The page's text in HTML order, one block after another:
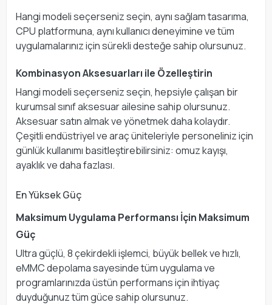
Hangi modeli seçerseniz seçin, aynı sağlam tasarıma,
CPU platformuna, aynı kullanıcı deneyimine ve tüm
uygulamalarınız için sürekli desteğe sahip olursunuz.
Kombinasyon Aksesuarları ile Özelleştirin
Hangi modeli seçerseniz seçin, hepsiyle çalışan bir
kurumsal sınıf aksesuar ailesine sahip olursunuz.
Aksesuar satın almak ve yönetmek daha kolaydır.
Çeşitli endüstriyel ve araç üniteleriyle personeliniz için
günlük kullanımı basitleştirebilirsiniz: omuz kayışı,
ayaklık ve daha fazlası.
En Yüksek Güç
Maksimum Uygulama Performansı İçin Maksimum
Güç
Ultra güçlü, 8 çekirdekli işlemci, büyük bellek ve hızlı,
eMMC depolama sayesinde tüm uygulama ve
programlarınızda üstün performans için ihtiyaç
duyduğunuz tüm güce sahip olursunuz.